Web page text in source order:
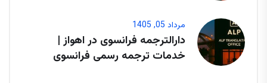
مرداد 05, 1405
دارالترجمه فرانسوی در اهواز |
خدمات ترجمه رسمی فرانسوی